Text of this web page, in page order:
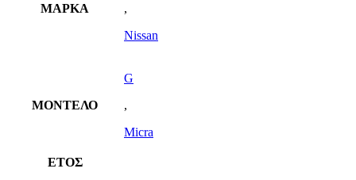
ΜΑΡΚΑ
,
Nissan
ΜΟΝΤΕΛΟ
G
,
Micra
ΕΤΟΣ